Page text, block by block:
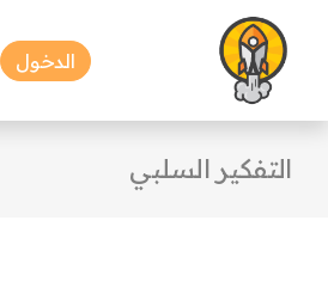
الدخول
التفكير السلبي